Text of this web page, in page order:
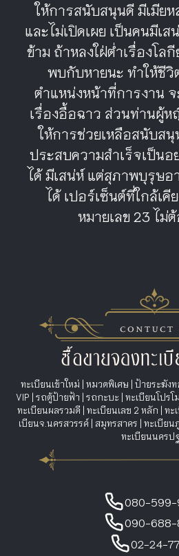
ให้การสนับสนุนดี มีเมียห
และไม่เปิดเผย เป็นคนมีเส
ข้าม ถ้าหลงใฝ่ต่ำเรื่องโล
พบกับหายนะ ทำให้ชี
ตำแหน่งหน้าที่การงาน
เรื่องอื้อฉาว ส่วนท่านผู้
ให้การช่วยเหลือสนับสนุ
ประสบความสำเร็จเป็นอ
ได้ มีเสน่ห์ แต่สุภาพบุรุษอ
ได้ เปอร์เซ็นต์ที่ใกล้เ
หมายเลข 23 ไม่
ทะเบียนเข้าใหม่ | หมวดพิเศษ | ป้ายระฆังท
VIP | รถตู้ป้ายฟ้า | รถกะบะ | ทะเบียนโปรโ
ทะเบียนผลรวมดี | ทะเบียนเลข 2 หลัก | ทะ
เบียนจ.นครสวรรค์ | สมุทรสาคร | ทะเบียน
ทะเบียนนครป
080-599-
090-688-
02-24-